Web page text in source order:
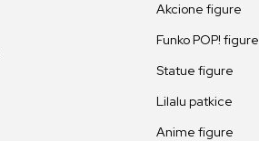
Akcione figure
Funko POP! figure
Statue figure
Lilalu patkice
Anime figure